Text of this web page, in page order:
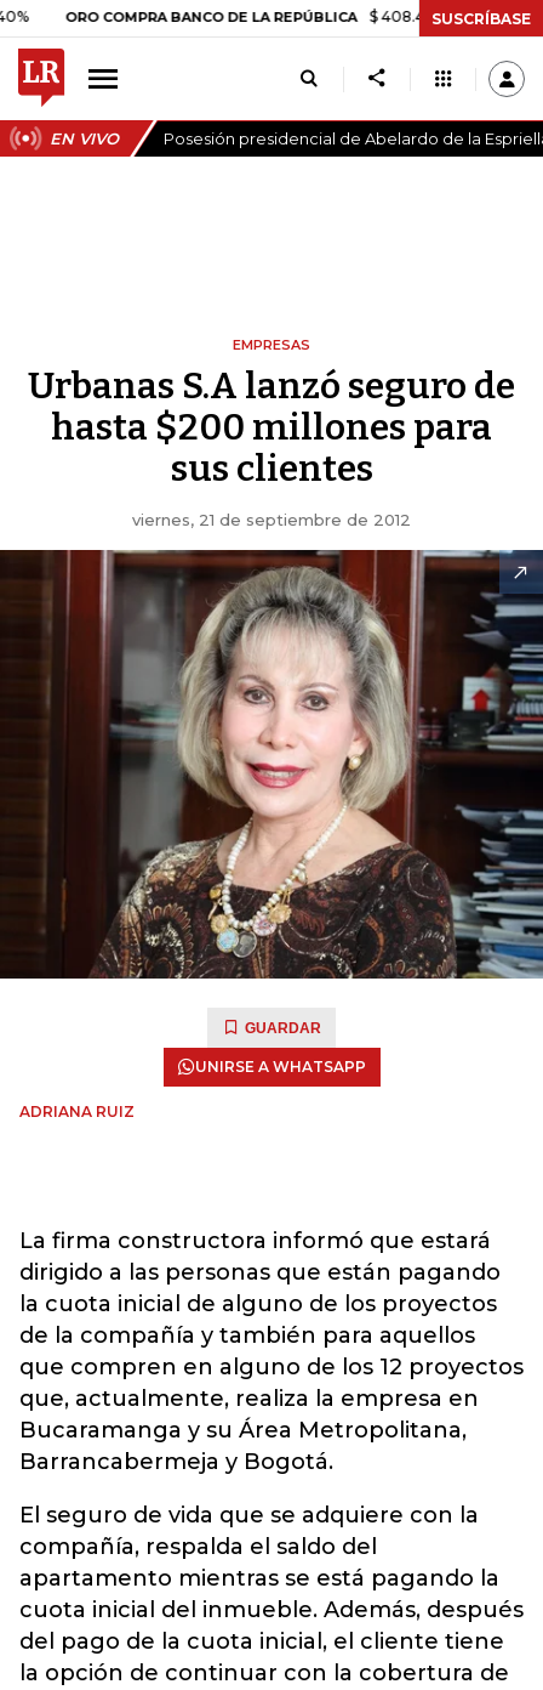
COMPRA BANCO DE LA REPÚBLICA $ 408.498,97 +$ 8.753,81
SUSCRÍBASE
EN VIVO Posesión presidencial de Abelardo de la
EMPRESAS
Urbanas S.A lanzó seguro de
hasta $200 millones para
sus clientes
viernes, 21 de septiembre de 2012
GUARDAR
UNIRSE A WHATSAPP
ADRIANA RUIZ
La firma constructora informó que estará
dirigido a las personas que están pagando
la cuota inicial de alguno de los proyectos
de la compañía y también para aquellos
que compren en alguno de los 12 proyectos
que, actualmente, realiza la empresa en
Bucaramanga y su Área Metropolitana,
Barrancabermeja y Bogotá.
El seguro de vida que se adquiere con la
compañía, respalda el saldo del
apartamento mientras se está pagando la
cuota inicial del inmueble. Además, después
del pago de la cuota inicial, el cliente tiene
la opción de continuar con la cobertura de